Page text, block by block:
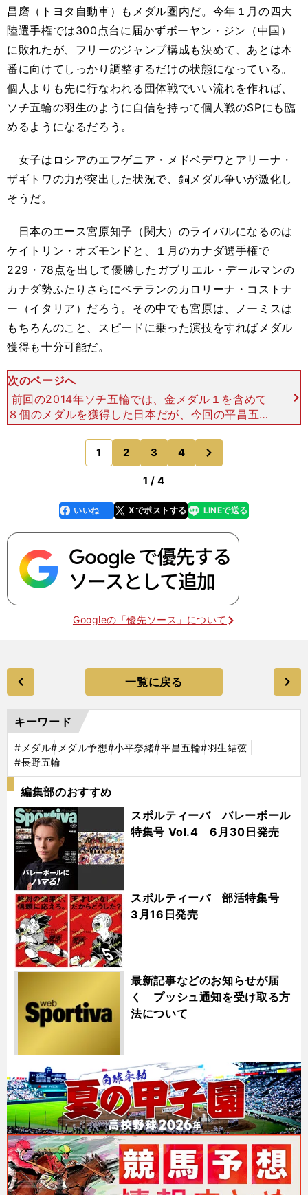
昌磨（トヨタ自動車）もメダル圏内だ。今年１月の四大
陸選手権では300点台に届かずボーヤン・ジン（中国）
に敗れたが、フリーのジャンプ構成も決めて、あとは本
番に向けてしっかり調整するだけの状態になっている。
個人よりも先に行なわれる団体戦でいい流れを作れば、
ソチ五輪の羽生のように自信を持って個人戦のSPにも臨
めるようになるだろう。
女子はロシアのエフゲニア・メドベデワとアリーナ・
ザギトワの力が突出した状況で、銅メダル争いが激化し
そうだ。
日本のエース宮原知子（関大）のライバルになるのは
ケイトリン・オズモンドと、１月のカナダ選手権で
229・78点を出して優勝したガブリエル・デールマンの
カナダ勢ふたりさらにベテランのカロリーナ・コストナ
ー（イタリア）だろう。その中でも宮原は、ノーミスは
もちろんのこと、スピードに乗った演技をすればメダル
獲得も十分可能だ。
次のページへ
前回の2014年ソチ五輪では、金メダル１を含めて
８個のメダルを獲得した日本だが、今回の平昌五輪
はそれ以上のメダル獲得が期待されている。その原
動力となるのは、前回はメダル０に終わったスピー
ドスケートでの
1 2 3 4
のページへ
1 / 4
faceboo
k
いいね Xでポストする
line LINEで送る
Googleの「優先ソース」について
一覧に戻る
キーワード
#メダル#メダル予想#小平奈緒#平昌五輪#羽生結弦
#長野五輪
編集部のおすすめ
スポルティーバ バレーボール
特集号 Vol.4 6月30日発売
スポルティーバ 部活特集号
3月16日発売
最新記事などのお知らせが届
く プッシュ通知を受け取る方
法について